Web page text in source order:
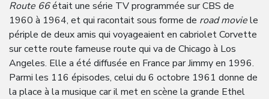
Route 66était une série TV programmée sur CBS de
1960 à 1964, et qui racontait sous forme de road moviele
périple de deux amis qui voyageaient en cabriolet Corvette
sur cette route fameuse route qui va de Chicago à Los
Angeles. Elle a été diffusée en France par Jimmy en 1996.
Parmi les 116 épisodes, celui du 6 octobre 1961 donne de
la place à la musique car il met en scène la grande Ethel